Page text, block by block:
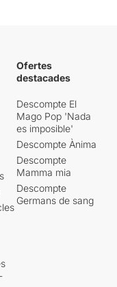
Ofertes
destacades
Descompte El
Mago Pop 'Nada
es imposible'
Descompte Ànima
Descompte
Mamma mia
Descompte
Germans de sang